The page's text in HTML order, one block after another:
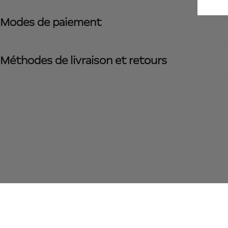
Modes de paiement
Méthodes de livraison et retours